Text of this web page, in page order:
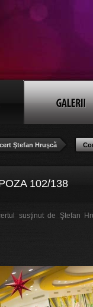
Ştefan Hruşcă
102/138
susţinut de Ştefan